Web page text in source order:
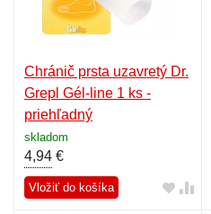
Chránič prsta uzavretý Dr.
Grepl Gél-line 1 ks -
priehľadný
skladom
4,94 €
Vložiť do košíka